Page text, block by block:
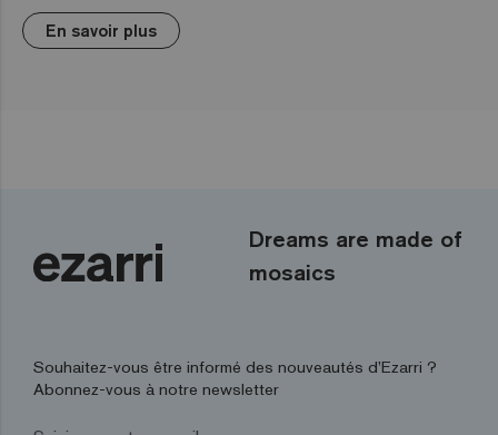
En savoir plus
Dreams are made of
mosaics
Souhaitez-vous être informé des nouveautés d’Ezarri ?
Abonnez-vous à notre newsletter